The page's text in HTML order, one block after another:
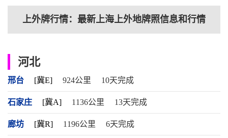
上外牌行情：最新上海上外地牌照信息和行情
河北
邢台 [冀E] 924公里 10天完成
石家庄 [冀A] 1136公里 13天完成
廊坊 [冀R] 1196公里 6天完成